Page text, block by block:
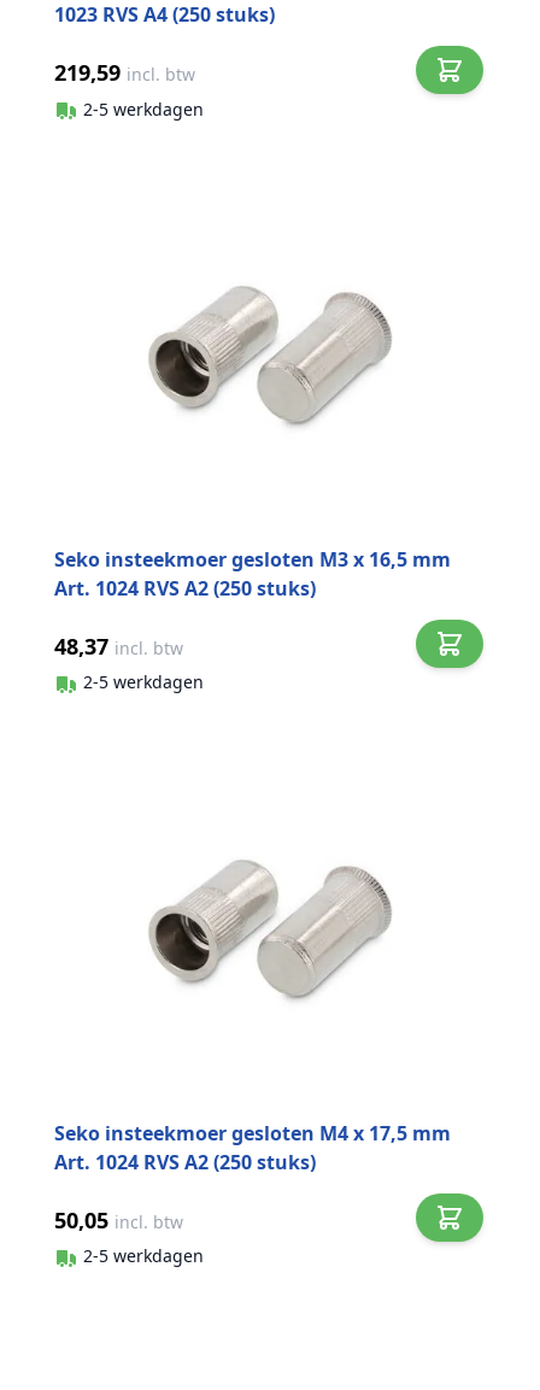
1023 RVS A4 (250 stuks)
219,59 incl. btw
2-5 werkdagen
Seko insteekmoer gesloten M3 x 16,5 mm
Art. 1024 RVS A2 (250 stuks)
48,37 incl. btw
2-5 werkdagen
Seko insteekmoer gesloten M4 x 17,5 mm
Art. 1024 RVS A2 (250 stuks)
50,05 incl. btw
2-5 werkdagen